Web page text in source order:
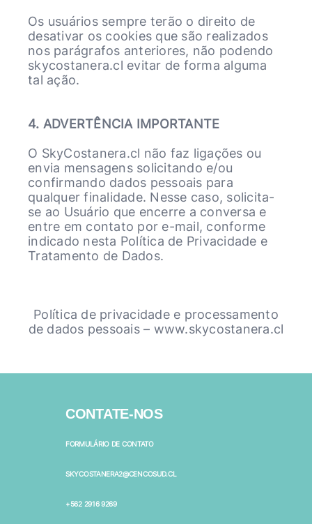
Os usuários sempre terão o direito de
desativar os cookies que são realizados
nos parágrafos anteriores, não podendo
skycostanera.cl evitar de forma alguma
tal ação.
4. ADVERTÊNCIA IMPORTANTE
O SkyCostanera.cl não faz ligações ou
envia mensagens solicitando e/ou
confirmando dados pessoais para
qualquer finalidade. Nesse caso, solicita-
se ao Usuário que encerre a conversa e
entre em contato por e-mail, conforme
indicado nesta Política de Privacidade e
Tratamento de Dados.
Política de privacidade e processamento
de dados pessoais – www.skycostanera.cl
CONTATE-NOS
FORMULÁRIO DE CONTATO
SKYCOSTANERA2@CENCOSUD.CL
+562 2916 9269